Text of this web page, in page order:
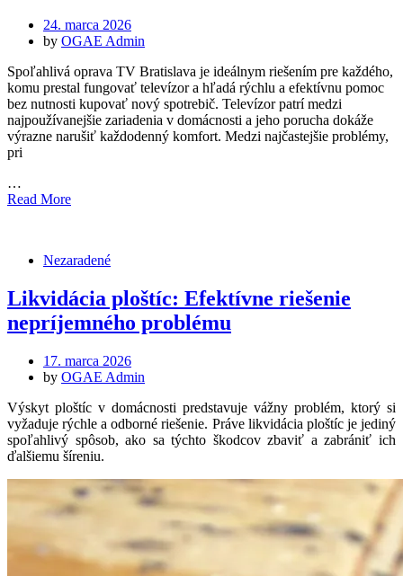
Posted
on
24. marca 2026
by OGAE Admin
Spoľahlivá oprava TV Bratislava je ideálnym riešením pre každého,
komu prestal fungovať televízor a hľadá rýchlu a efektívnu pomoc
bez nutnosti kupovať nový spotrebič. Televízor patrí medzi
najpoužívanejšie zariadenia v domácnosti a jeho porucha dokáže
výrazne narušiť každodenný komfort. Medzi najčastejšie problémy,
pri
…
Read More
Nezaradené
Likvidácia ploštíc: Efektívne riešenie
nepríjemného problému
Posted
on
17. marca 2026
by OGAE Admin
Výskyt ploštíc v domácnosti predstavuje vážny problém, ktorý si
vyžaduje rýchle a odborné riešenie. Práve likvidácia ploštíc je jediný
spoľahlivý spôsob, ako sa týchto škodcov zbaviť a zabrániť ich
ďalšiemu šíreniu.